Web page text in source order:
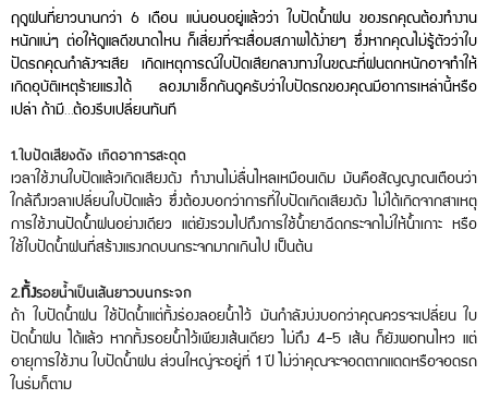
ฤดูฝนที่ยาวนานกว่า 6 เดือน แน่นอนอยู่แล้วว่า ใบปัดน้ำฝน ของรถคุณต้องทำงาน
หนักแน่ๆ ต่อให้ดูแลดีขนาดไหน ก็เสี่ยงที่จะเสื่อมสภาพได้ง่ายๆ ซึ่งหากคุณไม่รู้ตัวว่าใบ
ปัดรถคุณกำลังจะเสีย เกิดเหตุการณ์ใบปัดเสียกลางทางในขณะที่ฝนตกหนักอาจทำให้
เกิดอุบัติเหตุร้ายแรงได้ ลองมาเช็กกันดูครับว่าใบปัดรถของคุณมีอาการเหล่านี้หรือ
เปล่า ถ้ามี…ต้องรีบเปลี่ยนทันที
1.ใบปัดเสียงดัง เกิดอาการสะดุด
เวลาใช้งานใบปัดแล้วเกิดเสียงดัง ทำงานไม่ลื่นไหลเหมือนเดิม มันคือสัญญาณเตือนว่า
ใกล้ถึงเวลาเปลี่ยนใบปัดแล้ว ซึ่งต้องบอกว่าการที่ใบปัดเกิดเสียงดัง ไม่ได้เกิดจากสาเหตุ
การใช้งานปัดน้ำฝนอย่างเดียว แต่ยังรวมไปถึงการใช้น้ำยาฉีดกระจกไม่ให้น้ำเกาะ หรือ
ใช้ใบปัดน้ำฝนที่สร้างแรงกดบนกระจกมากเกินไป เป็นต้น
2.ทิ้งรอยน้ำเป็นเส้นยาวบนกระจก
ถ้า ใบปัดน้ำฝน ใช้ปัดน้ำแต่ทิ้งร่องลอยน้ำไว้ มันกำลังบ่งบอกว่าคุณควรจะเปลี่ยน ใบ
ปัดน้ำฝน ได้แล้ว หากทิ้งรอยน้ำไว้เพียงเส้นเดียว ไม่ถึง 4-5 เส้น ก็ยังพอทนไหว แต่
อายุการใช้งาน ใบปัดน้ำฝน ส่วนใหญ่จะอยู่ที่1ปี ไม่ว่าคุณจะจอดตากแดดหรือจอดรถ
ในร่มก็ตาม